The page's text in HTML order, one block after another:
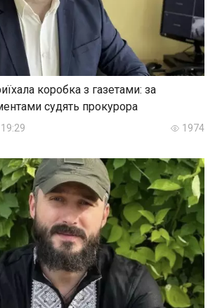
коробка з газетами: за
судять прокурора
1974